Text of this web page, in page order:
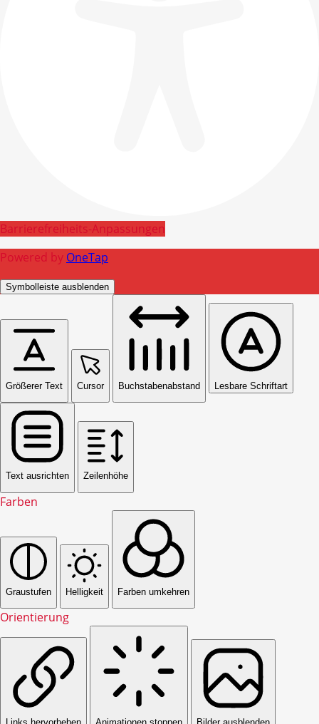
Barrierefreiheits-Anpassungen
Powered by OneTap
Symbolleiste ausblenden
Größerer Text Cursor Buchstabenabstand Lesbare Schriftart
Text ausrichten Zeilenhöhe
Farben
Graustufen Helligkeit Farben umkehren
Orientierung